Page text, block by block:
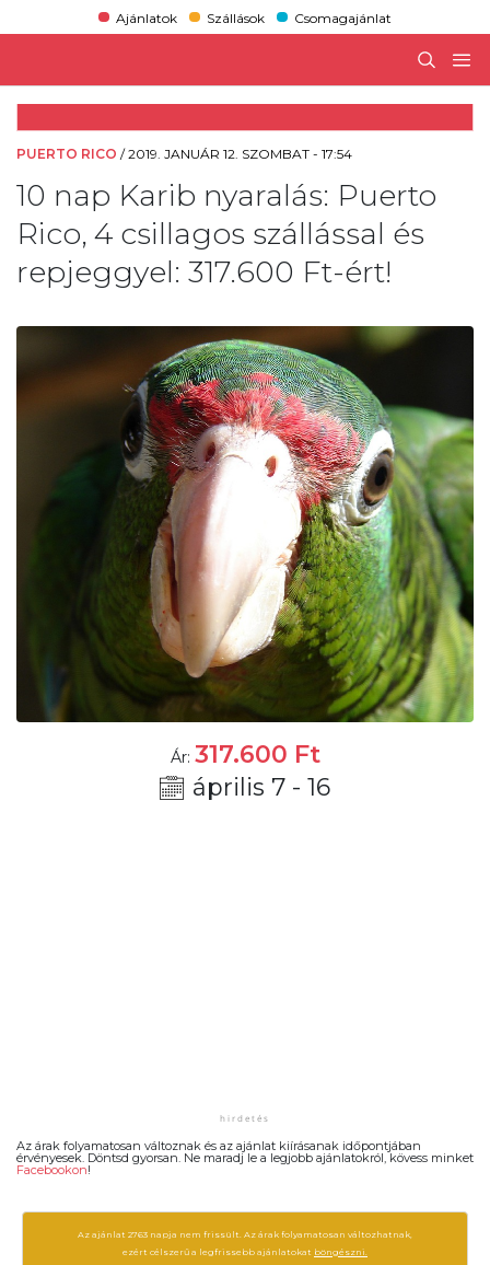
Ajánlatok Szállások Csomagajánlat
PUERTO RICO /2019. JANUÁR 12. SZOMBAT - 17:54
10 nap Karib nyaralás: Puerto
Rico, 4 csillagos szállással és
repjeggyel: 317.600 Ft-ért!
Ár: 317.600 Ft
április 7 - 16
Az árak folyamatosan változnak és az ajánlat kiírásanak időpontjában
érvényesek. Döntsd gyorsan. Ne maradj le a legjobb ajánlatokról, kövess minket
Facebookon!
Az ajánlat 2763 napja nem frissült. Az árak folyamatosan változhatnak,
ezért célszerű a legfrissebb ajánlatokat böngészni.